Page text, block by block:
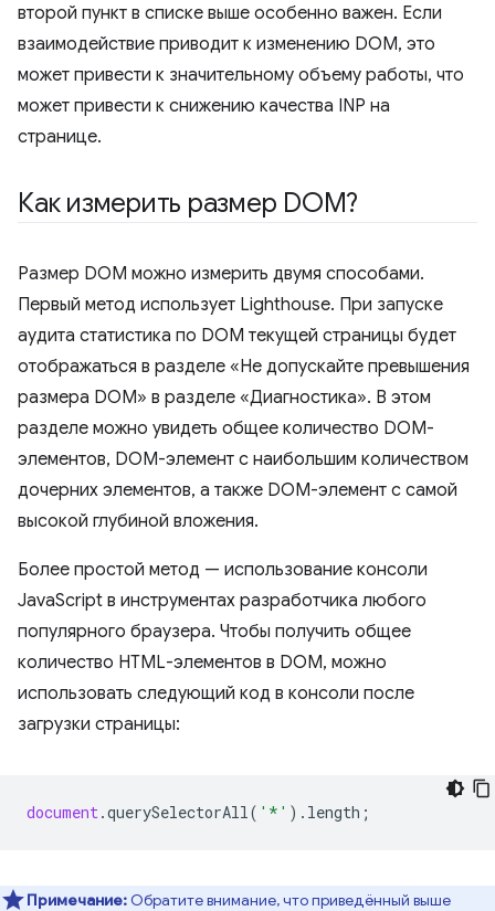
второй пункт в списке выше особенно важен. Если
взаимодействие приводит к изменению DOM, это
может привести к значительному объему работы, что
может привести к снижению качества INP на
странице.
Как измерить размер DOM?
Размер DOM можно измерить двумя способами.
Первый метод использует Lighthouse. При запуске
аудита статистика по DOM текущей страницы будет
отображаться в разделе «Не допускайте превышения
размера DOM» в разделе «Диагностика». В этом
разделе можно увидеть общее количество DOM-
элементов, DOM-элемент с наибольшим количеством
дочерних элементов, а также DOM-элемент с самой
высокой глубиной вложения.
Более простой метод — использование консоли
JavaScript в инструментах разработчика любого
популярного браузера. Чтобы получить общее
количество HTML-элементов в DOM, можно
использовать следующий код в консоли после
загрузки страницы:
document.querySelectorAll( '*' ). length ;
Примечание: Обратите внимание, что приведённый выше